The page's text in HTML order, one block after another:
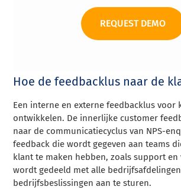
REQUEST DEMO
Hoe de feedbacklus naar de
Een interne en externe feedbacklus voor
ontwikkelen. De innerlijke customer
naar de communicatiecyclus van NPS-
feedback die wordt gegeven aan teams
klant te maken hebben, zoals support
wordt gedeeld met alle
bedrijfsbeslissingen aan te sturen.